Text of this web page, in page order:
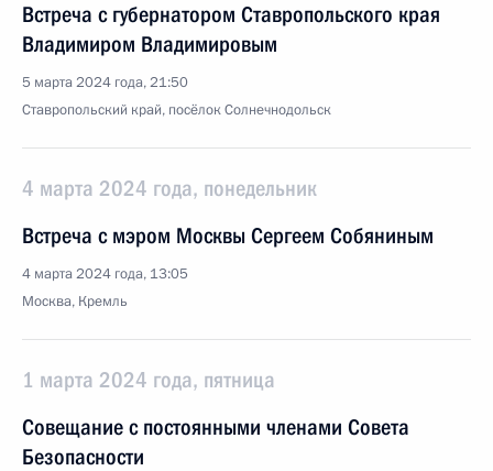
Встреча с губернатором Ставропольского края
Владимиром Владимировым
5 марта 2024 года, 21:50
Ставропольский край, посёлок Солнечнодольск
4 марта 2024 года, понедельник
Встреча с мэром Москвы Сергеем Собяниным
4 марта 2024 года, 13:05
Москва, Кремль
1 марта 2024 года, пятница
Совещание с постоянными членами Совета
Безопасности